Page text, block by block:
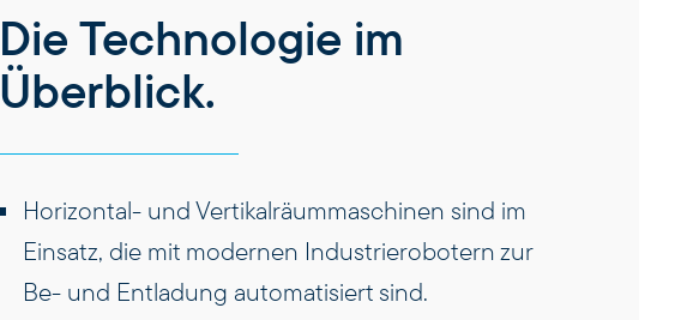
Die Technologie im
Überblick.
Horizontal- und Vertikalräummaschinen sind im
Einsatz, die mit modernen Industrierobotern zur
Be- und Entladung automatisiert sind.